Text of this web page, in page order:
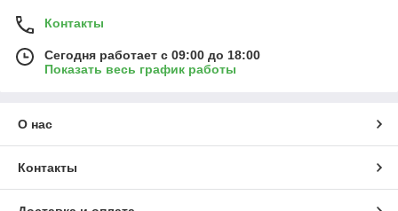
Контакты
Сегодня работает с 09:00 до 18:00
Показать весь график работы
О нас
Контакты